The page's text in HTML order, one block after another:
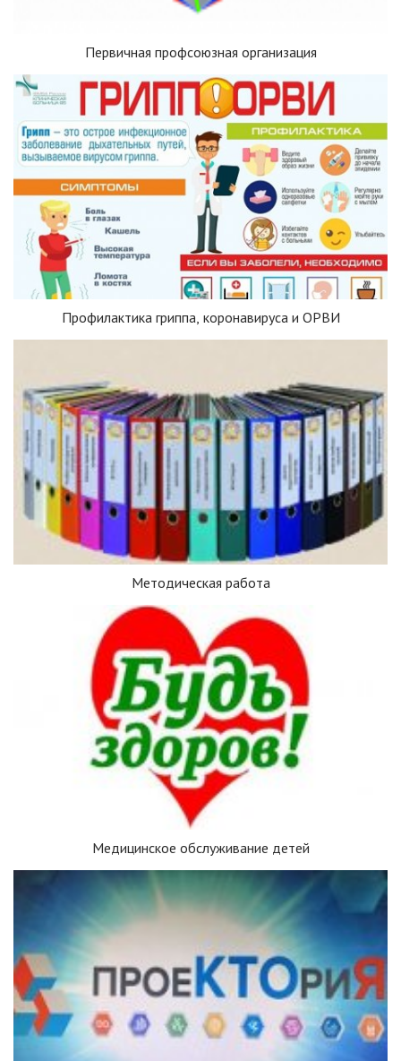
Первичная профсоюзная организация
Профилактика гриппа, коронавируса и ОРВИ
Методическая работа
Медицинское обслуживание детей